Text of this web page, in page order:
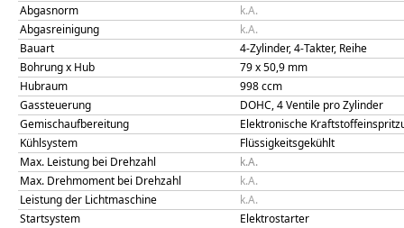
Abgasnorm
k.A.
Abgasreinigung
k.A.
Bauart
4-Zylinder, 4-Takter, Reihe
Bohrung x Hub
79x50,9 mm
Hubraum
998ccm
Gassteuerung
DOHC, 4 Ventile pro Zylinder
Gemischaufbereitung
Elektronische
Kühlsystem
Flüssigkeitsgekühlt
Max. Leistung bei Drehzahl
k.A.
Max. Drehmoment bei Drehzahl
k.A.
Leistung der Lichtmaschine
k.A.
Startsystem
Elektrostarter